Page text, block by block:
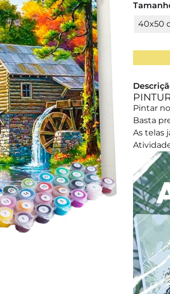
40x50
Pintar
Basta
As telas